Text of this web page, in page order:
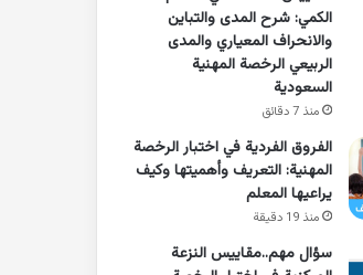
الكمي: شرح المدى والتباين
والانحراف المعياري والمدى
الربيعي الرخصة المهنية
السعودية
منذ 7 دقائق
الفروق الفردية في اختبار الرخصة
المهنية: التعريف وأهميتها وكيف
يراعيها المعلم
منذ 19 دقيقة
سؤال مهم..مقاييس النزعة